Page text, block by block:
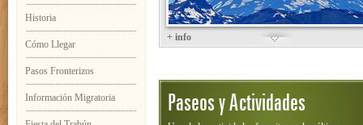
Historia
Cómo Llegar
Pasos Fronterizos
Información Migratoria
+ info
Paseos y Actividades